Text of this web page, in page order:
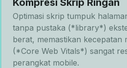
Kompresi Skrip Ringan
Optimasi skrip tumpuk
tanpa pustaka (*library*)
berat, memastikan kecepatan
(*Core Web Vitals*) sangat
perangkat mobile.